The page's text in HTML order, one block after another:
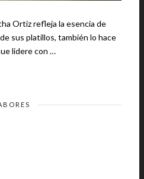
Ortiz refleja la esencia de
sus platillos, también lo hace
lidere con …